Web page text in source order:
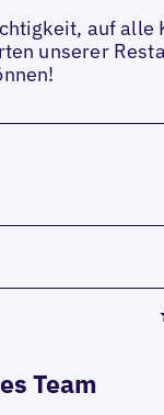
auf alle
unserer
Team